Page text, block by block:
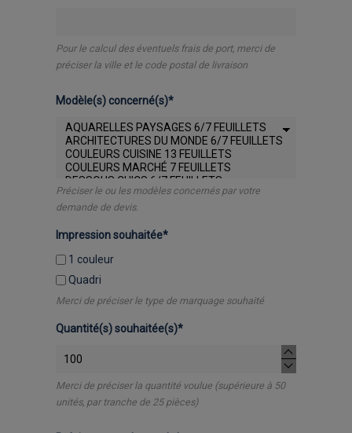
Pour le calcul des éventuels frais de port, merci de
préciser la ville et le code postal de livraison
Modèle(s) concerné(s)*
Préciser le ou les modèles concernés par votre
demande de devis.
Impression souhaitée*
1 couleur
Quadri
Merci de préciser le type de marquage souhaité
Quantité(s) souhaitée(s)*
Merci de préciser la quantité voulue (supérieure à 50
unités, par tranche de 25 pièces)